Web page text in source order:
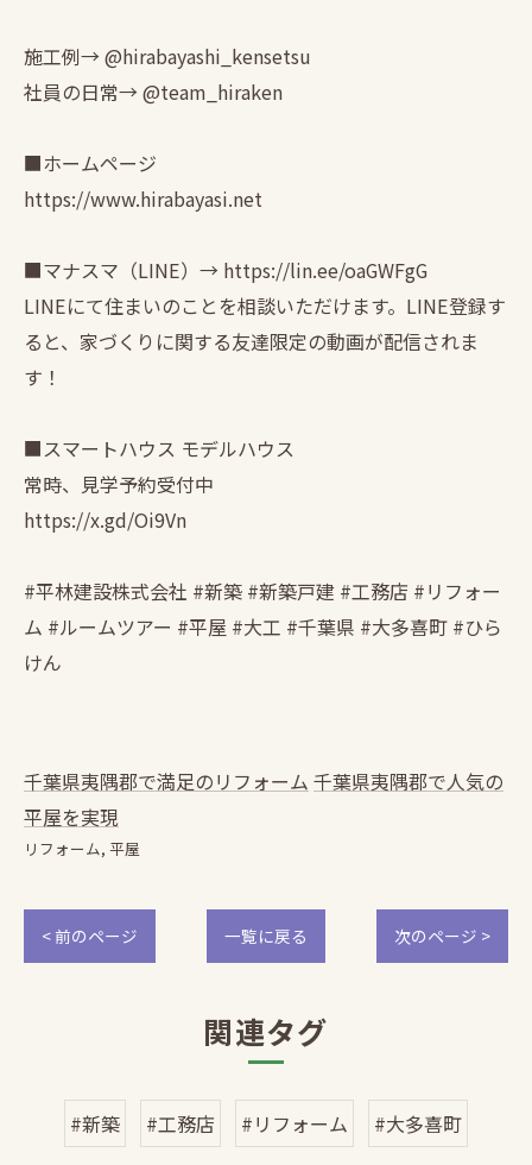
施工例→ @hirabayashi_kensetsu
社員の日常→ @team_hiraken
■ホームページ
https://www.hirabayasi.net
■マナスマ（LINE）→ https://lin.ee/oaGWFgG
LINEにて住まいのことを相談いただけます。LINE登録す
ると、家づくりに関する友達限定の動画が配信されま
す！
■スマートハウス モデルハウス
常時、見学予約受付中
https://x.gd/Oi9Vn
#平林建設株式会社 #新築 #新築戸建 #工務店 #リフォー
ム #ルームツアー #平屋 #大工 #千葉県 #大多喜町 #ひら
けん
千葉県夷隅郡で満足のリフォーム 千葉県夷隅郡で人気の
平屋を実現
リフォーム 平屋
< 前のページ 一覧に戻る 次のページ >
関連タグ
#新築 #工務店 #リフォーム #大多喜町